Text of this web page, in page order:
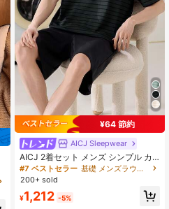
¥64 節約
AICJ Sleepwear
AICJ 2着セット メンズ シンプル カ
ジュアル ルーズ ミニマリスト スー
ツ ポケット付き、丸首 半袖 トップ
#7 ベストセラー
基礎 メンズラウンジウェアセット
200+ sold
¥1,212 -5%